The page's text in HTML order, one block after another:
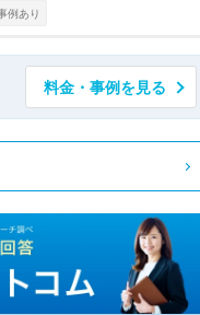
例あり
料金・事例を見る